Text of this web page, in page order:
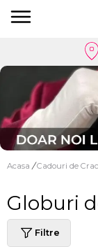
Acasa / Cadouri de
Globuri
Filtre